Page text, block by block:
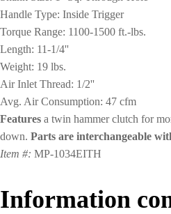
Handle Type: Inside Trigger
Torque Range: 1100-1500 ft.-lbs.
Length: 11-1/4''
Weight: 19 lbs.
Air Inlet Thread: 1/2''
Avg. Air Consumption: 47 cfm
Features a twin hammer clutch for
down. Parts are interchangeable
Item #: MP-1034EITH
Information